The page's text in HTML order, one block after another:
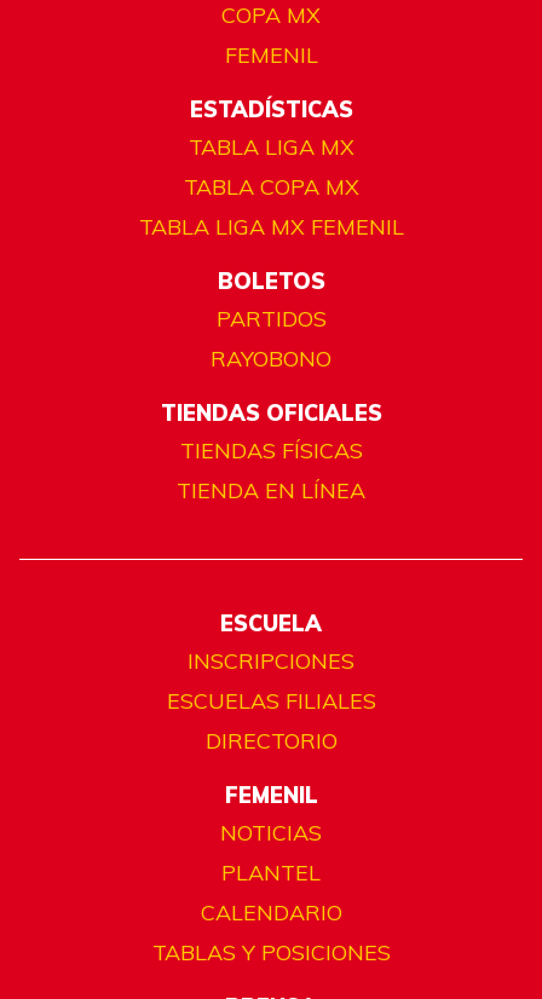
COPA MX
FEMENIL
ESTADÍSTICAS
TABLA LIGA MX
TABLA COPA MX
TABLA LIGA MX FEMENIL
BOLETOS
PARTIDOS
RAYOBONO
TIENDAS OFICIALES
TIENDAS FÍSICAS
TIENDA EN LÍNEA
ESCUELA
INSCRIPCIONES
ESCUELAS FILIALES
DIRECTORIO
FEMENIL
NOTICIAS
PLANTEL
CALENDARIO
TABLAS Y POSICIONES